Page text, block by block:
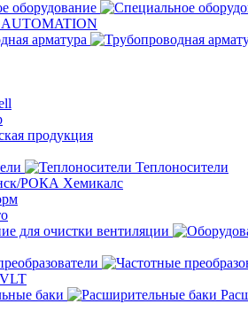
продукция
Теплоносители
РОКА Хемикалс